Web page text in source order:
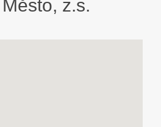
z.s.